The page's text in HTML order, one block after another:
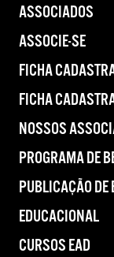
ASSOCIADOS
ASSOCIE-SE
FICHA
FICHA
NOSSOS
PROGRAMA DE
PUBLICAÇÃO
EDUCACIONAL
CURSOS EAD